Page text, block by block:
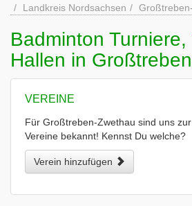
Landkreis Nordsachsen
Badminton
Hallen in
VEREINE
Für Großtreben-Zwethau sind uns
Vereine bekannt! Kennst Du welche?
Verein hinzufügen